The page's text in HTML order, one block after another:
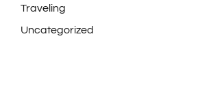
Traveling
Uncategorized